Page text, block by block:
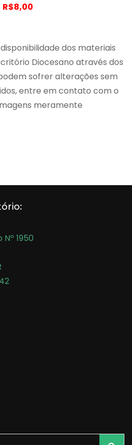
R$8,00
dos materiais
Diocesano através dos
sofrer alterações sem
entre em contato com o
meramente
1950